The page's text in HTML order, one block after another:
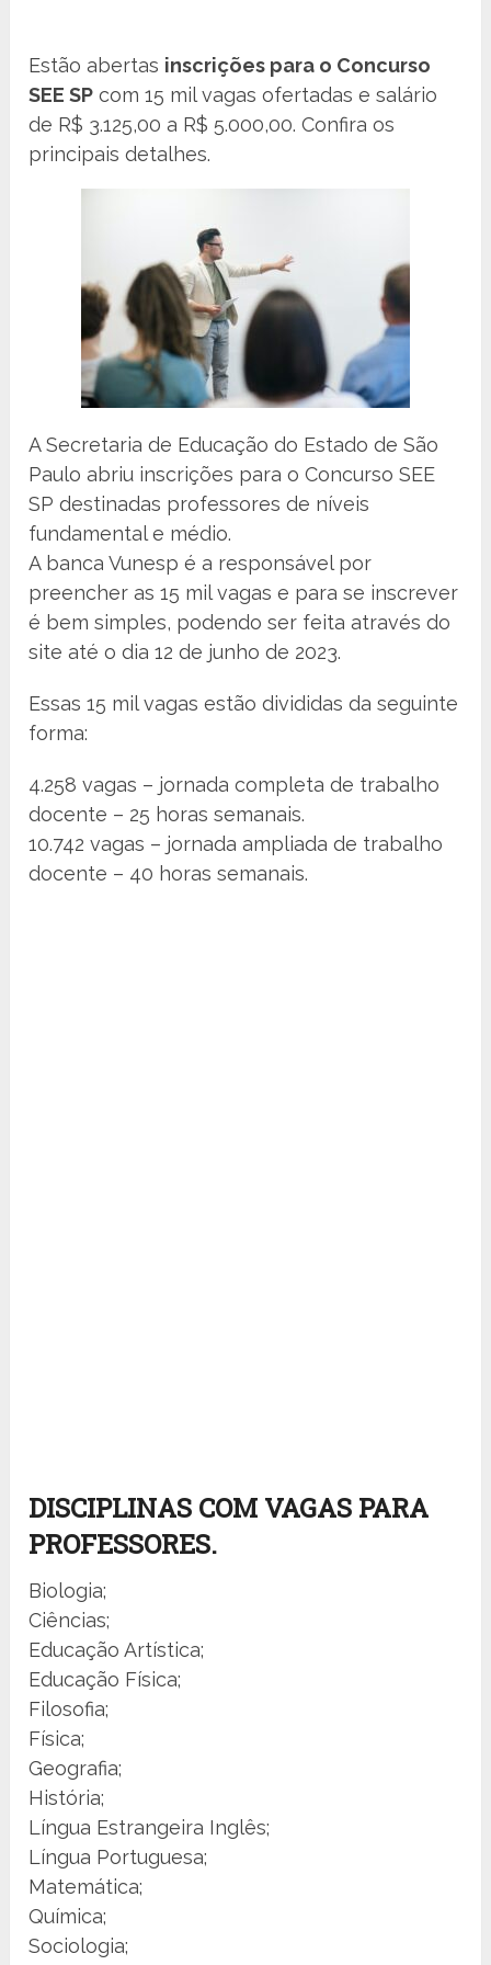
Estão abertas inscrições para o Concurso
SEE SP com 15 mil vagas ofertadas e salário
de R$ 3.125,00 a R$ 5.000,00. Confira os
principais detalhes.
A Secretaria de Educação do Estado de São
Paulo abriu inscrições para o Concurso SEE
SP destinadas professores de níveis
fundamental e médio.
A banca Vunesp é a responsável por
preencher as 15 mil vagas e para se inscrever
é bem simples, podendo ser feita através do
site até o dia 12 de junho de 2023.
Essas 15 mil vagas estão divididas da seguinte
forma:
4.258 vagas – jornada completa de trabalho
docente – 25 horas semanais.
10.742 vagas – jornada ampliada de trabalho
docente – 40 horas semanais.
DISCIPLINAS COM VAGAS PARA
PROFESSORES.
Biologia;
Ciências;
Educação Artística;
Educação Física;
Filosofia;
Física;
Geografia;
História;
Língua Estrangeira Inglês;
Língua Portuguesa;
Matemática;
Química;
Sociologia;